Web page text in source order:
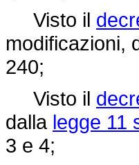
Visto il
modificazioni,
240;
Visto il
dalla legge 11
3 e 4;